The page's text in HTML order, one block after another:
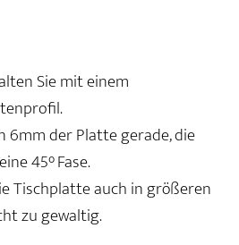
Sie mit einem
6mm der Platte gerade, die
45° Fase.
Tischplatte auch in größeren
zu gewaltig.